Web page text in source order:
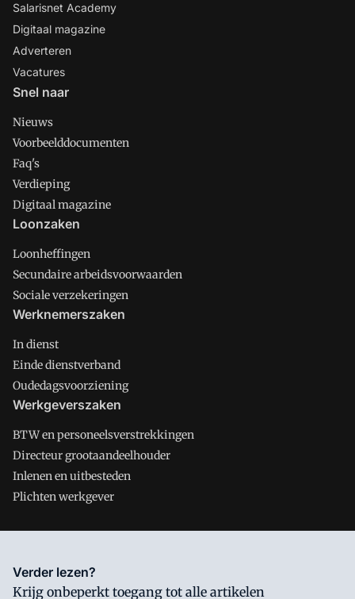
Salarisnet Academy
Digitaal magazine
Adverteren
Vacatures
Snel naar
Nieuws
Voorbeelddocumenten
Faq's
Verdieping
Digitaal magazine
Loonzaken
Loonheffingen
Secundaire arbeidsvoorwaarden
Sociale verzekeringen
Werknemerszaken
In dienst
Einde dienstverband
Oudedagsvoorziening
Werkgeverszaken
BTW en personeelsverstrekkingen
Directeur grootaandeelhouder
Inlenen en uitbesteden
Plichten werkgever
Salarisnet is onderdeel van VMN media. Lees in
waar VMN media voor staat. Op gebruik van deze site zijn de
Verder lezen?
Krijg onbeperkt toegang tot alle artikelen